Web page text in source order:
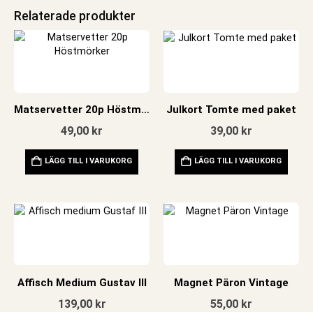
Relaterade produkter
Matservetter 20p Höstmörker
49,00 kr
LÄGG TILL I VARUKORG
Julkort Tomte med paket
39,00 kr
LÄGG TILL I VARUKORG
Affisch Medium Gustav III
139,00 kr
Magnet Päron Vintage
55,00 kr